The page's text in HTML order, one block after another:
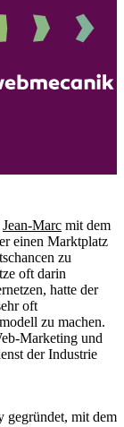
Jean-Marc mit dem
einen Marktplatz
zu
oft darin
hatte der
oft
zu machen.
Marketing und
der Industrie
gegründet, mit dem